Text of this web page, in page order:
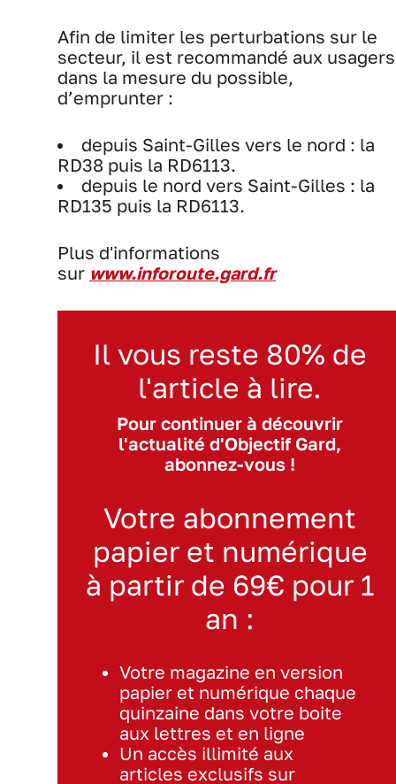
Afin de limiter les perturbations sur le
secteur, il est recommandé aux
dans la mesure du possible,
d’emprunter :
depuis Saint-Gilles vers le nord : la
RD38 puis la RD6113.
depuis le nord vers Saint-Gilles : la
RD135 puis la RD6113.
Plus d'informations
sur www.inforoute.gard.fr
Il vous reste 80% de
l'article à lire.
Pour continuer à découvrir
l'actualité d'Objectif Gard,
abonnez-vous !
Votre abonnement
papier et numérique
à partir de 69€ pour 1
an :
Votre magazine en version
papier et numérique chaque
quinzaine dans votre boite
aux lettres et en ligne
Un accès illimité aux
articles exclusifs sur